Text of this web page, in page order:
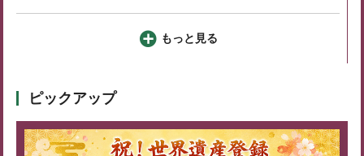
もっと見る
ピックアップ